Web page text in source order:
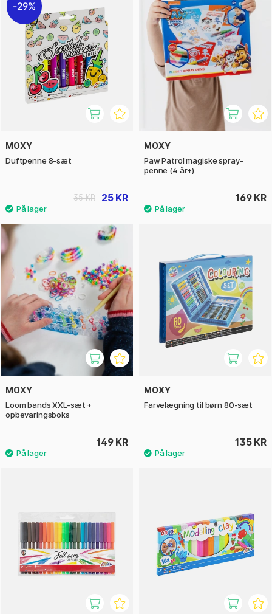
29%
MOXY
Duftpenne 8-sæt
25 KR
35 KR
MOXY
Paw Patrol magiske spray-
penne (4 år+)
169 KR
MOXY
Loom bands XXL-sæt +
opbevaringsboks
149 KR
MOXY
Farvelægning til børn 80-sæt
135 KR